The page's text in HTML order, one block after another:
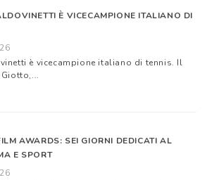
È VICECAMPIONE ITALIANO DI
è vicecampione italiano di tennis. Il
AWARDS: SEI GIORNI DEDICATI AL
E SPORT